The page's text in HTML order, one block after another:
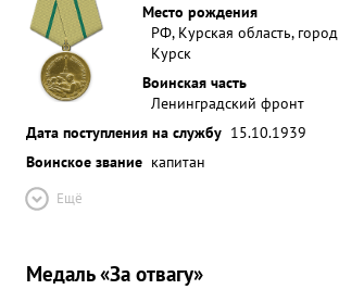
Место рождения
РФ, Курская область, город
Курск
Воинская часть
Ленинградский фронт
Дата поступления на службу 15.10.1939
Воинское звание капитан
Ещё
Медаль «За отвагу»